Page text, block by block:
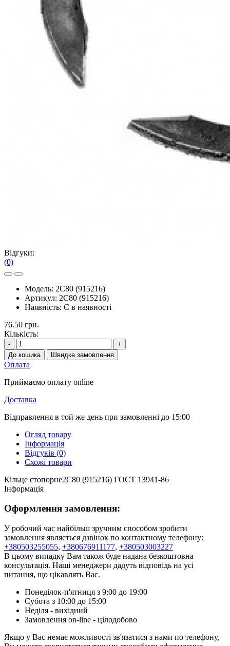
Відгуки:
(0)
Модель: 2С80 (915216)
Артикул: 2С80 (915216)
Наявність: Є в наявності
76.50 грн.
Кількість:
-
+
До кошика
Швидке замовлення
Оплата
Приймаємо оплату online
Доставка
Відправлення в той же день при замовленні до 15:00
Огляд товару
Інформація
Відгуків (0)
Схожі товари
Кільце стопорне2С80 (915216) ГОСТ 13941-86
Інформація
Оформлення замовлення:
У робочий час найбільш зручним способом зробити
замовлення являється дзвінок по контактному телефону:
+380503255055, +380676911177, +380503003227
В цьому випадку Вам також буде надана безкоштовна
консультація. Наші менеджери дадуть відповідь на усі
питання, що цікавлять Вас.
Понеділок-п'ятниця з 9:00 до 19:00
Субота з 10:00 до 15:00
Неділя - вихідний
Замовлення on-line - цілодобово
Якщо у Вас немає можливості зв'язатися з нами по телефону,